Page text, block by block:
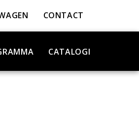
CONTACT
CATALOGI